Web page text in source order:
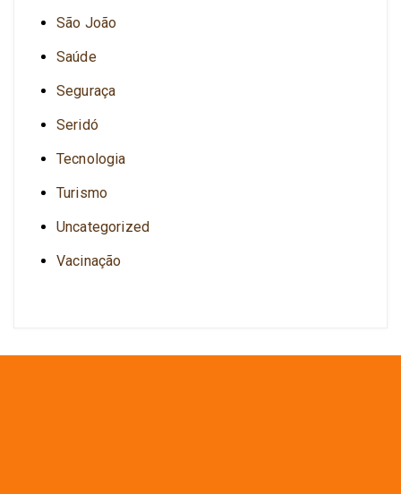
São João
Saúde
Seguraça
Seridó
Tecnologia
Turismo
Uncategorized
Vacinação